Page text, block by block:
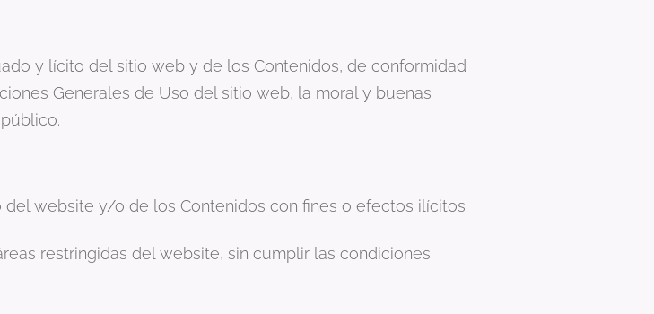
y lícito del sitio web y de los Contenidos, de conformidad
Generales de Uso del sitio web, la moral y buenas
website y/o de los Contenidos con fines o efectos ilícitos.
restringidas del website, sin cumplir las condiciones